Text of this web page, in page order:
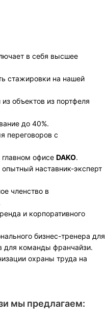
в себя высшее
стажировки на нашей
объектов из портфеля
до 40%.
переговоров с
офисе DAKO.
наставник-эксперт
членство в
и корпоративного
бизнес-тренера для
для команды франчайзи.
охраны труда на
мы предлагаем: